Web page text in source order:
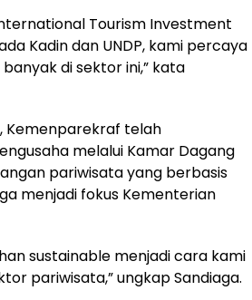
Tourism Investment
Kadin dan UNDP, kami percaya
di sektor ini,” kata
Kemenparekraf telah
melalui Kamar Dagang
pariwisata yang berbasis
menjadi fokus Kementerian
sustainable menjadi cara kami
pariwisata,” ungkap Sandiaga.